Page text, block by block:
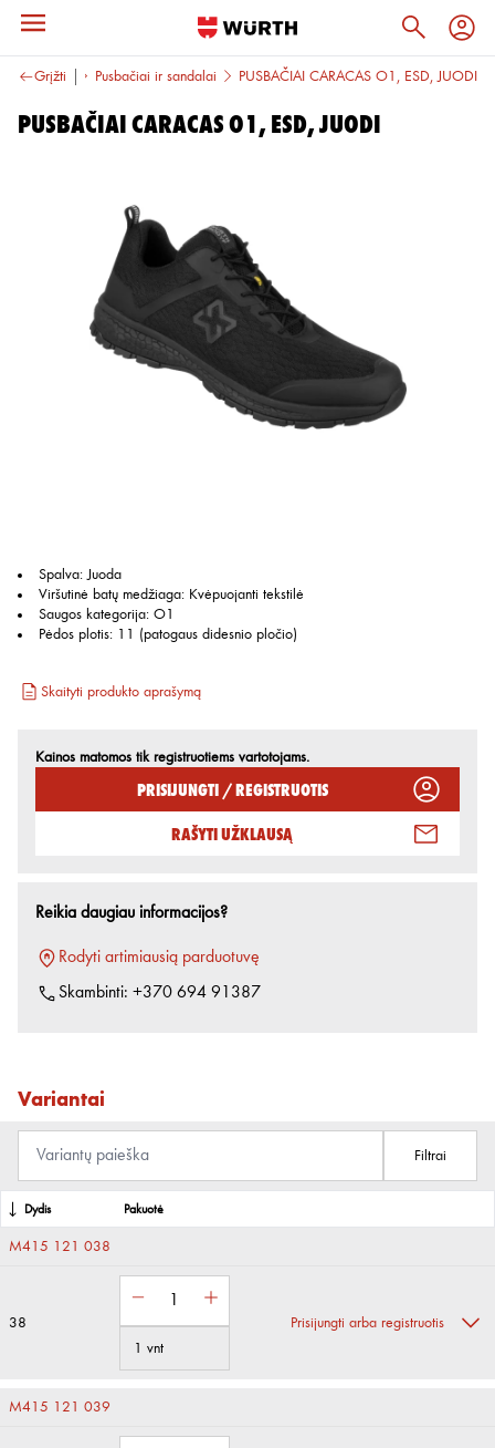
Grįžti
avalynė Pusbačiai ir sandalai PUSBAČIAI CARACAS O1, ESD, JUODI
PUSBAČIAI CARACAS O1, ESD, JUODI
Spalva: Juoda
Viršutinė batų medžiaga: Kvėpuojanti tekstilė
Saugos kategorija: O1
Pėdos plotis: 11 (patogaus didesnio pločio)
Skaityti produkto aprašymą
Kainos matomos tik registruotiems vartotojams.
Prisijungti / Registruotis
Rašyti užklausą
Reikia daugiau informacijos?
Rodyti artimiausią parduotuvę
Skambinti: +370 694 91387
Variantai
Filtrai
Dydis Pakuotė
M415 121 038
38
1 vnt
Prisijungti arba registruotis
M415 121 039